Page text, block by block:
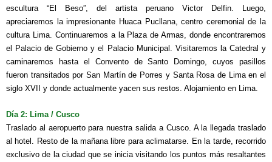
escultura “El Beso”, del artista peruano Victor Delfin. Luego,
apreciaremos la impresionante Huaca Pucllana, centro ceremonial de la
cultura Lima. Continuaremos a la Plaza de Armas, donde encontraremos
el Palacio de Gobierno y el Palacio Municipal. Visitaremos la Catedral y
caminaremos hasta el Convento de Santo Domingo, cuyos pasillos
fueron transitados por San Martín de Porres y Santa Rosa de Lima en el
siglo XVII y donde actualmente yacen sus restos. Alojamiento en Lima.
Día 2: Lima / Cusco
Traslado al aeropuerto para nuestra salida a Cusco. A la llegada traslado
al hotel. Resto de la mañana libre para aclimatarse. En la tarde, recorrido
exclusivo de la ciudad que se inicia visitando los puntos más resaltantes